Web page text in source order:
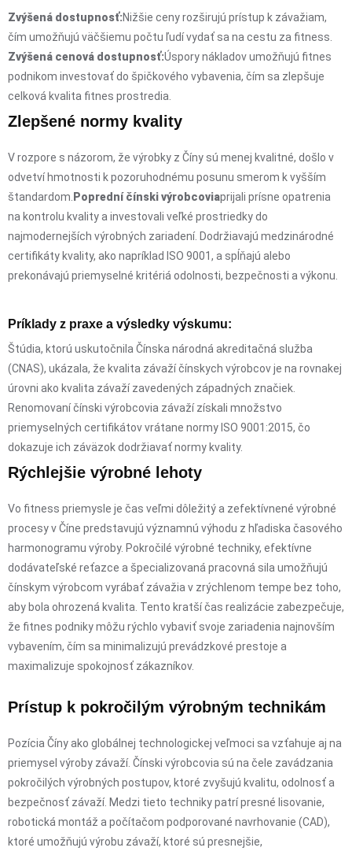
Zvýšená dostupnosť:Nižšie ceny rozširujú prístup k závažiam,
čím umožňujú väčšiemu počtu ľudí vydať sa na cestu za fitness.
Zvýšená cenová dostupnosť:Úspory nákladov umožňujú fitnes
podnikom investovať do špičkového vybavenia, čím sa zlepšuje
celková kvalita fitnes prostredia.
Zlepšené normy kvality
V rozpore s názorom, že výrobky z Číny sú menej kvalitné, došlo v
odvetví hmotnosti k pozoruhodnému posunu smerom k vyšším
štandardom. Poprední čínski výrobcoviaprijali prísne opatrenia
na kontrolu kvality a investovali veľké prostriedky do
najmodernejších výrobných zariadení. Dodržiavajú medzinárodné
certifikáty kvality, ako napríklad ISO 9001, a spĺňajú alebo
prekonávajú priemyselné kritériá odolnosti, bezpečnosti a výkonu.
Príklady z praxe a výsledky výskumu:
Štúdia, ktorú uskutočnila Čínska národná akreditačná služba
(CNAS), ukázala, že kvalita závaží čínskych výrobcov je na rovnakej
úrovni ako kvalita závaží zavedených západných značiek.
Renomovaní čínski výrobcovia závaží získali množstvo
priemyselných certifikátov vrátane normy ISO 9001:2015, čo
dokazuje ich záväzok dodržiavať normy kvality.
Rýchlejšie výrobné lehoty
Vo fitness priemysle je čas veľmi dôležitý a zefektívnené výrobné
procesy v Číne predstavujú významnú výhodu z hľadiska časového
harmonogramu výroby. Pokročilé výrobné techniky, efektívne
dodávateľské reťazce a špecializovaná pracovná sila umožňujú
čínskym výrobcom vyrábať závažia v zrýchlenom tempe bez toho,
aby bola ohrozená kvalita. Tento kratší čas realizácie zabezpečuje,
že fitnes podniky môžu rýchlo vybaviť svoje zariadenia najnovším
vybavením, čím sa minimalizujú prevádzkové prestoje a
maximalizuje spokojnosť zákazníkov.
Prístup k pokročilým výrobným technikám
Pozícia Číny ako globálnej technologickej veľmoci sa vzťahuje aj na
priemysel výroby závaží. Čínski výrobcovia sú na čele zavádzania
pokročilých výrobných postupov, ktoré zvyšujú kvalitu, odolnosť a
bezpečnosť závaží. Medzi tieto techniky patrí presné lisovanie,
robotická montáž a počítačom podporované navrhovanie (CAD),
ktoré umožňujú výrobu závaží, ktoré sú presnejšie,